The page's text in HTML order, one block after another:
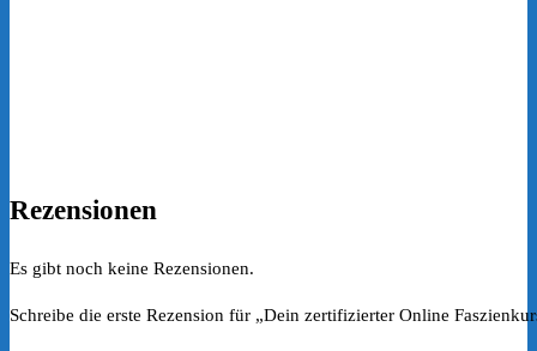
Rezensionen
Es gibt noch keine Rezensionen.
Schreibe die erste Rezension für „Dein zertifizierter Online